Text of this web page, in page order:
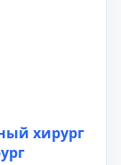
хирург